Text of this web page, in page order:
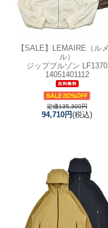
【SALE】
LEMAIRE（ル
ル）
ジップブルゾン LF1370
14051401112
定価135,300円
94,710円(税込)